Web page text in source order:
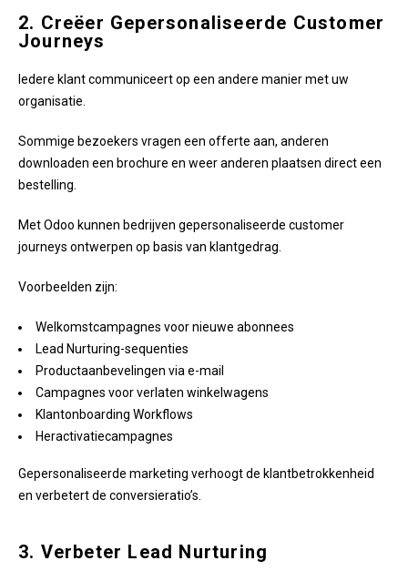
2. Creëer Gepersonaliseerde Customer
Journeys
Iedere klant communiceert op een andere manier met uw
organisatie.
Sommige bezoekers vragen een offerte aan, anderen
downloaden een brochure en weer anderen plaatsen direct een
bestelling.
Met Odoo kunnen bedrijven gepersonaliseerde customer
journeys ontwerpen op basis van klantgedrag.
Voorbeelden zijn:
Welkomstcampagnes voor nieuwe abonnees
Lead Nurturing-sequenties
Productaanbevelingen via e-mail
Campagnes voor verlaten winkelwagens
Klantonboarding Workflows
Heractivatiecampagnes
Gepersonaliseerde marketing verhoogt de klantbetrokkenheid
en verbetert de conversieratio’s.
3. Verbeter Lead Nurturing